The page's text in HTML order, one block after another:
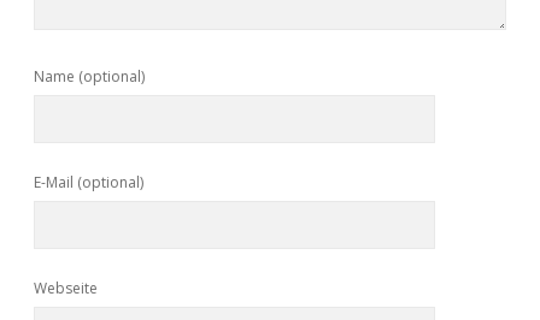
Name (optional)
E-Mail (optional)
Webseite